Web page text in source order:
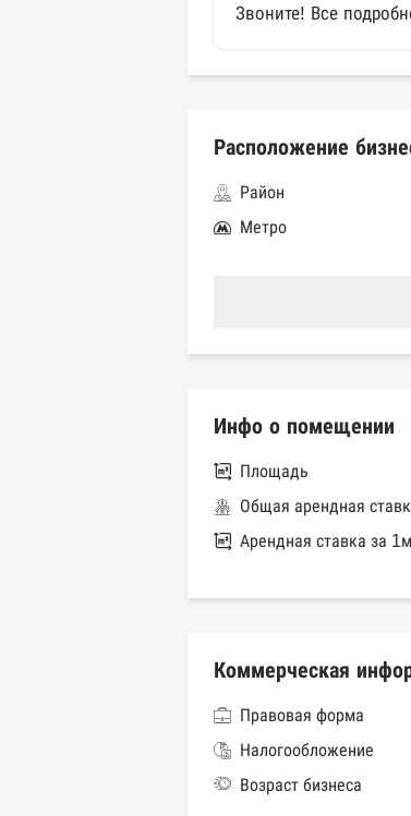
Звоните! Все
Расположение
Район
Метро
Инфо о помещении
Площадь
Общая арендная
Арендная ставка за
Коммерческая
Правовая форма
Налогообложение
Возраст бизнеса